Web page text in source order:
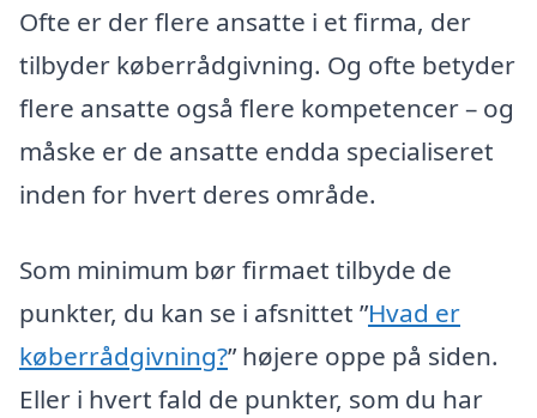
Ofte er der flere ansatte i et firma, der
tilbyder køberrådgivning. Og ofte betyder
flere ansatte også flere kompetencer – og
måske er de ansatte endda specialiseret
inden for hvert deres område.
Som minimum bør firmaet tilbyde de
punkter, du kan se i afsnittet ”Hvad er
køberrådgivning?” højere oppe på siden.
Eller i hvert fald de punkter, som du har